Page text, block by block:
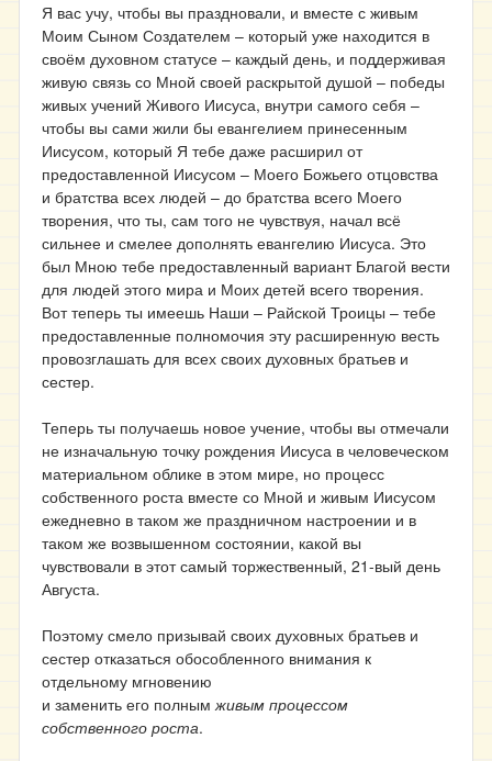
Я вас учу, чтобы вы праздновали, и вместе с живым
Моим Сыном Создателем – который уже находится в
своём духовном статусе – каждый день, и поддерживая
живую связь со Мной своей раскрытой душой – победы
живых учений Живого Иисуса, внутри самого себя –
чтобы вы сами жили бы евангелием принесенным
Иисусом, который Я тебе даже расширил от
предоставленной Иисусом – Моего Божьего отцовства
и братства всех людей – до братства всего Моего
творения, что ты, сам того не чувствуя, начал всё
сильнее и смелее дополнять евангелию Иисуса. Это
был Мною тебе предоставленный вариант Благой вести
для людей этого мира и Моих детей всего творения.
Вот теперь ты имеешь Наши – Райской Троицы – тебе
предоставленные полномочия эту расширенную весть
провозглашать для всех своих духовных братьев и
сестер.
Теперь ты получаешь новое учение, чтобы вы отмечали
не изначальную точку рождения Иисуса в человеческом
материальном облике в этом мире, но процесс
собственного роста вместе со Мной и живым Иисусом
ежедневно в таком же праздничном настроении и в
таком же возвышенном состоянии, какой вы
чувствовали в этот самый торжественный, 21-вый день
Августа.
Поэтому смело призывай своих духовных братьев и
сестер отказаться обособленного внимания к
отдельному мгновению
и заменить его полнымживым процессом
собственного роста.